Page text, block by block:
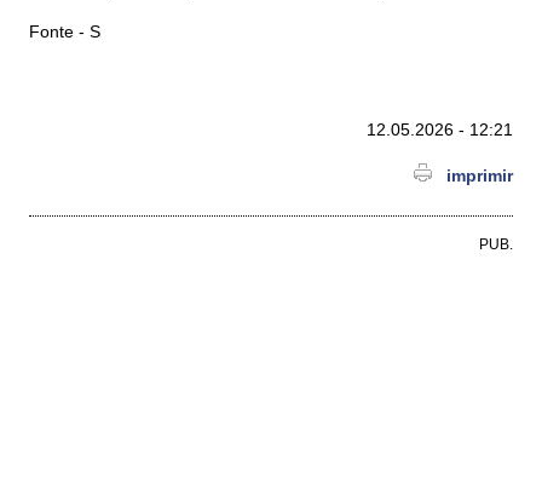
Fonte - S
12.05.2026 - 12:21
imprimir
PUB.